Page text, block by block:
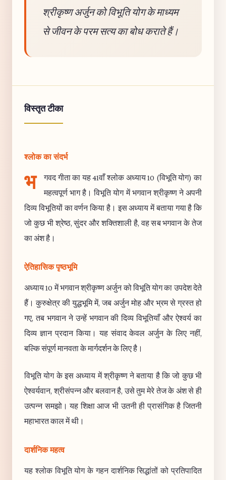
श्रीकृष्ण अर्जुन को विभूति योग के माध्यम
से जीवन के परम सत्य का बोध कराते हैं।
विस्तृत टीका
श्लोक का संदर्भ
भ
गवद गीता का यह 41वाँ श्लोक अध्याय 10 (विभूति योग) का
महत्वपूर्ण भाग है। विभूति योग में भगवान श्रीकृष्ण ने अपनी
दिव्य विभूतियों का वर्णन किया है। इस अध्याय में बताया गया है कि
जो कुछ भी श्रेष्ठ, सुंदर और शक्तिशाली है, वह सब भगवान के तेज
का अंश है।
ऐतिहासिक पृष्ठभूमि
अध्याय 10 में भगवान श्रीकृष्ण अर्जुन को विभूति योग का उपदेश देते
हैं। कुरुक्षेत्र की युद्धभूमि में, जब अर्जुन मोह और भ्रम से ग्रस्त हो
गए, तब भगवान ने उन्हें भगवान की दिव्य विभूतियाँ और ऐश्वर्य का
दिव्य ज्ञान प्रदान किया। यह संवाद केवल अर्जुन के लिए नहीं,
बल्कि संपूर्ण मानवता के मार्गदर्शन के लिए है।
विभूति योग के इस अध्याय में श्रीकृष्ण ने बताया है कि जो कुछ भी
ऐश्वर्यवान, श्रीसंपन्न और बलवान है, उसे तुम मेरे तेज के अंश से ही
उत्पन्न समझो। यह शिक्षा आज भी उतनी ही प्रासंगिक है जितनी
महाभारत काल में थी।
दार्शनिक महत्व
यह श्लोक विभूति योग के गहन दार्शनिक सिद्धांतों को प्रतिपादित